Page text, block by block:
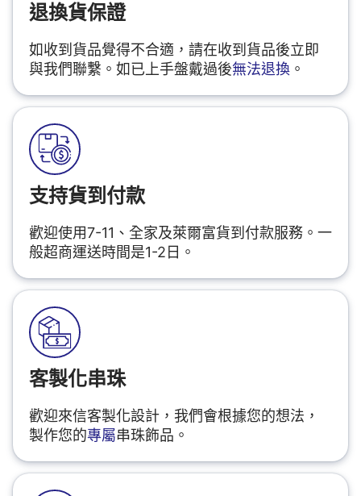
退換貨保證
如收到貨品覺得不合適，請在收到貨品後立即
與我們聯繫。如已上手盤戴過後無法退換 。
支持貨到付款
歡迎使用7-11、全家及萊爾富貨到付款服務。一
般超商運送時間是1-2日。
客製化串珠
歡迎來信客製化設計，我們會根據您的想法，
製作您的專屬串珠飾品。